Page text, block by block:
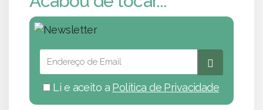
Li e aceito a Política de Privacidade